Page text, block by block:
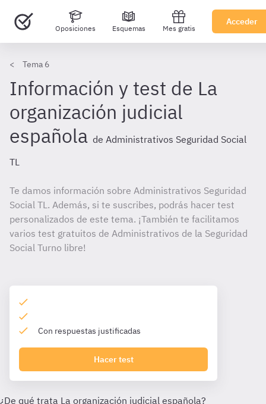
Oposiciones Esquemas Mes gratis
Acceder
Tema 6
Información y test de La
organización judicial
española de Administrativos Seguridad Social
TL
Te damos información sobre Administrativos Seguridad
Social TL. Además, si te suscribes, podrás hacer test
personalizados de este tema. ¡También te facilitamos
varios test gratuitos de Administrativos de la Seguridad
Social Turno libre!
Con respuestas justificadas
Hacer test